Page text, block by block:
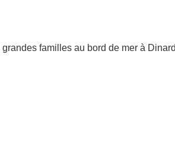
familles au bord de mer à